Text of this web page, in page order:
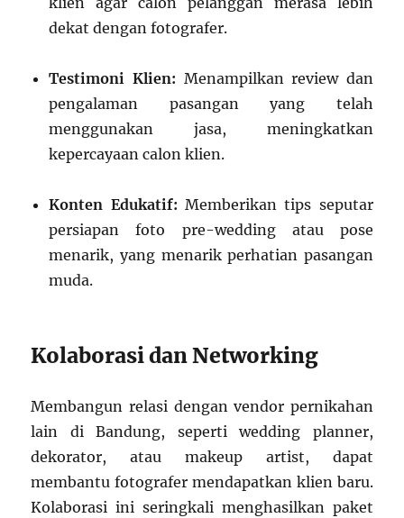
dekat dengan fotografer.
Testimoni Klien: Menampilkan review dan
pengalaman pasangan yang telah
menggunakan jasa, meningkatkan
kepercayaan calon klien.
Konten Edukatif: Memberikan tips seputar
persiapan foto pre-wedding atau pose
menarik, yang menarik perhatian pasangan
muda.
Kolaborasi dan Networking
Membangun relasi dengan vendor pernikahan
lain di Bandung, seperti wedding planner,
dekorator, atau makeup artist, dapat
membantu fotografer mendapatkan klien baru.
Kolaborasi ini seringkali menghasilkan paket